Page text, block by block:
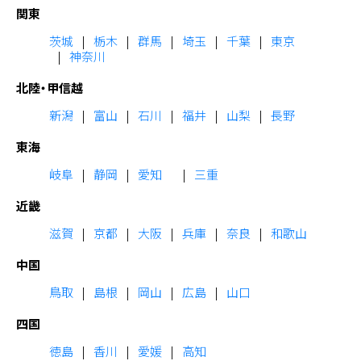
関東
茨城
栃木 群馬 埼玉 千葉
東京
神奈川
北陸・甲信越
新潟
富山 石川 福井 山梨
長野
東海
岐阜
静岡 愛知
三重
近畿
滋賀
京都 大阪 兵庫 奈良
和歌山
中国
鳥取
島根 岡山 広島
山口
四国
徳島
香川 愛媛
高知